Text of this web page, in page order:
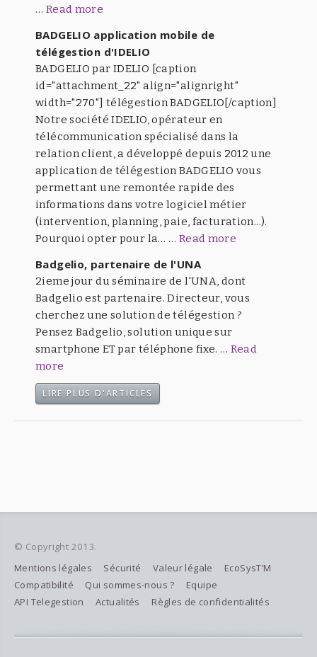
… Read more
BADGELIO application mobile de
télégestion d'IDELIO
BADGELIO par IDELIO [caption
id="attachment_22" align="alignright"
width="270"] télégestion BADGELIO[/caption]
Notre société IDELIO, opérateur en
télécommunication spécialisé dans la
relation client, a développé depuis 2012 une
application de télégestion BADGELIO vous
permettant une remontée rapide des
informations dans votre logiciel métier
(intervention, planning, paie, facturation...).
Pourquoi opter pour la… … Read more
Badgelio, partenaire de l'UNA
2ieme jour du séminaire de l'UNA, dont
Badgelio est partenaire. Directeur, vous
cherchez une solution de télégestion ?
Pensez Badgelio, solution unique sur
smartphone ET par téléphone fixe. … Read
more
LIRE PLUS D'ARTICLES
© Copyright 2013.
Mentions légales
Sécurité Valeur légale
EcoSysT’M
Compatibilité
Qui sommes-nous ?
Equipe
API Telegestion
Actualités Règles de confidentialités